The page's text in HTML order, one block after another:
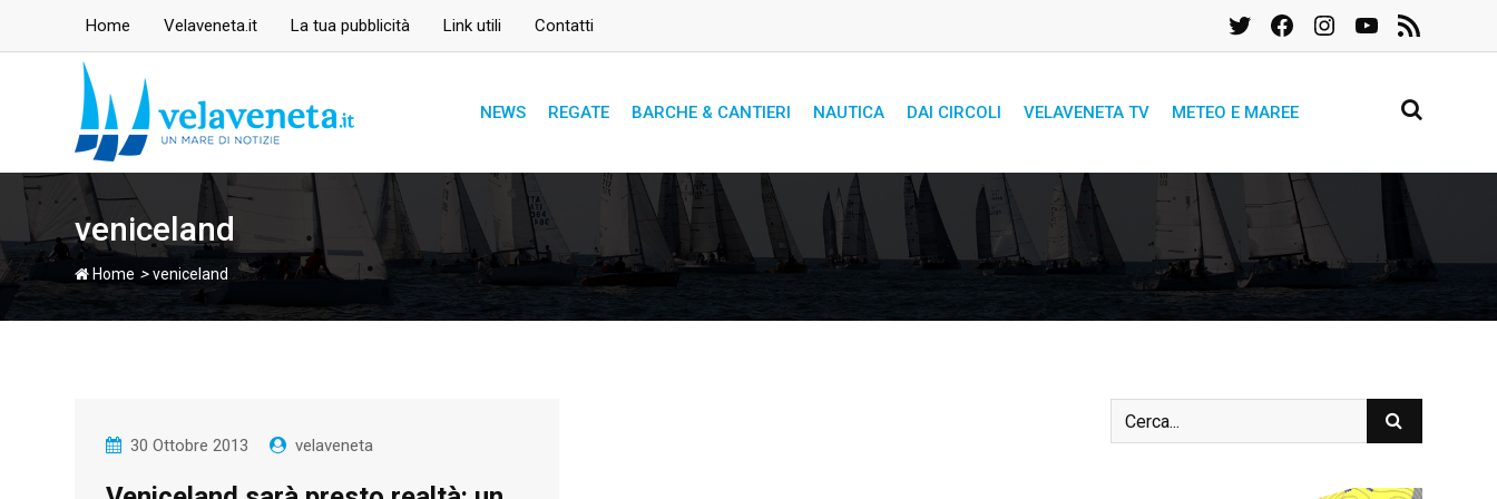
Home Velaveneta.it La tua pubblicità Link utili Contatti TwitterFacebookInstagramYouTube
Feed
RSS
NEWS REGATE BARCHE & CANTIERI NAUTICA DAI CIRCOLI VELAVENETA TV METEO E MAREE
veniceland
Home >veniceland
30 Ottobre 2013 velaveneta